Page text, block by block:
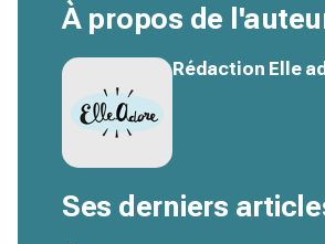
À propos de
Rédaction Elle
Ses derniers